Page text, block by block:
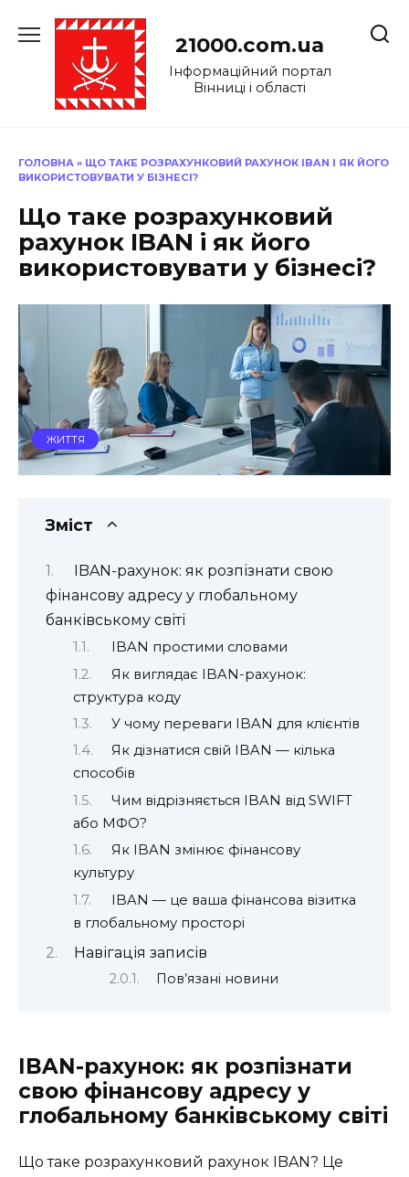
до
21000.com.ua
Інформаційний портал
Вінниці і області
ГОЛОВНА » ЩО ТАКЕ РОЗРАХУНКОВИЙ РАХУНОК IBAN І ЯК ЙОГО
ВИКОРИСТОВУВАТИ У БІЗНЕСІ?
Що таке розрахунковий
рахунок IBAN і як його
використовувати у бізнесі?
ЖИТТЯ
Зміст
IBAN-рахунок: як розпізнати свою
фінансову адресу у глобальному
банківському світі
IBAN простими словами
Як виглядає IBAN-рахунок:
структура коду
У чому переваги IBAN для клієнтів
Як дізнатися свій IBAN — кілька
способів
Чим відрізняється IBAN від SWIFT
або МФО?
Як IBAN змінює фінансову
культуру
IBAN — це ваша фінансова візитка
в глобальному просторі
Навігація записів
Пов’язані новини
IBAN-рахунок: як розпізнати
свою фінансову адресу у
глобальному банківському світі
Що таке розрахунковий рахунок IBAN? Це